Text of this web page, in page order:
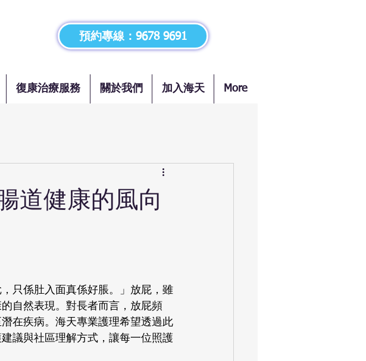
預約專線：9678 9691
復康治療服務 關於我們 加入海天 More
道健康的風向
只係肚入面真係好脹。」放屁，雖
自然表現。對長者而言，放屁頻
在疾病。海天專業護理希望透過此
議與社區理解方式，讓每一位照護